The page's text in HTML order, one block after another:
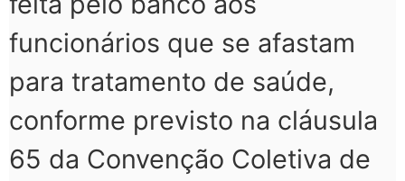
funcionários que se afastam
para tratamento de saúde,
conforme previsto na cláusula
65 da Convenção Coletiva de